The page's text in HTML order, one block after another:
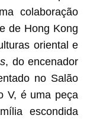
colaboração
de Hong Kong
oriental e
, do encenador
no Salão
V, é uma peça
escondida